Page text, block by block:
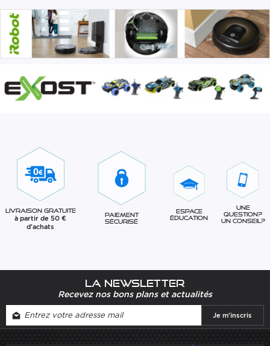
Livraison gratuite
à partir de 50 €
d'achats
Paiement
sécurisé
Espace
éducation
Une
question?
Un conseil?
La newsletter
Recevez nos bons plans et actualités